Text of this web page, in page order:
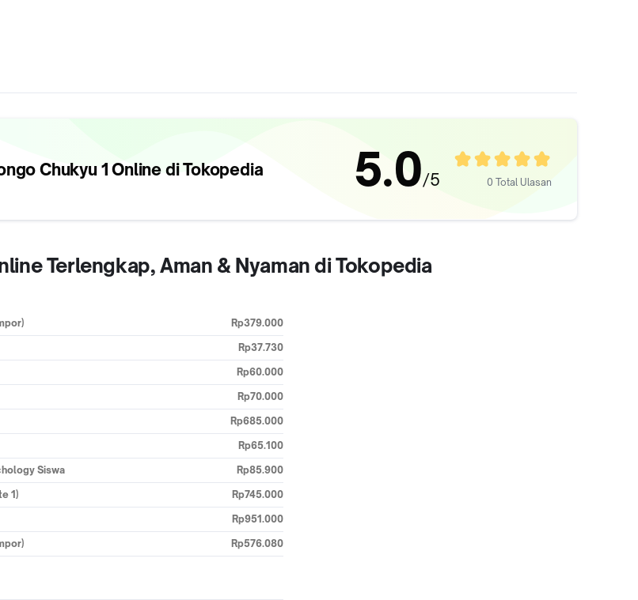
Chukyu 1 Online di Tokopedia 5.0/5 0 Total Ulasan
Terlengkap, Aman & Nyaman di Tokopedia
Rp379.000
Rp37.730
Rp60.000
Rp70.000
Rp685.000
Rp65.100
Siswa Rp85.900
1) Rp745.000
Rp951.000
Rp576.080